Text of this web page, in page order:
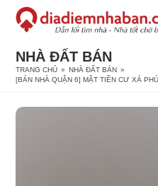
NHÀ ĐẤT BÁN
TRANG CHỦ » NHÀ ĐẤT BÁN »
[BÁN NHÀ QUẬN 6] MẶT TIỀN CƯ XÁ